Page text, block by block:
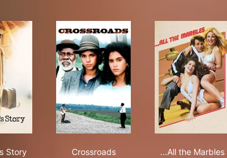
Story
Crossroads
...All the Marbles